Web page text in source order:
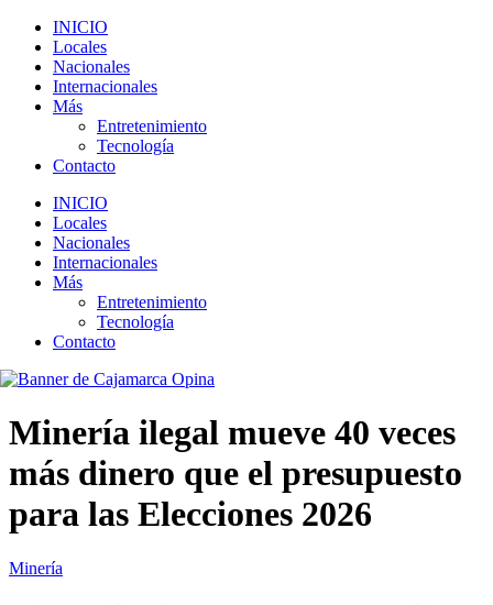
INICIO
Locales
Nacionales
Internacionales
Más
Entretenimiento
Tecnología
Contacto
INICIO
Locales
Nacionales
Internacionales
Más
Entretenimiento
Tecnología
Contacto
Minería ilegal mueve 40 veces
más dinero que el presupuesto
para las Elecciones 2026
Minería